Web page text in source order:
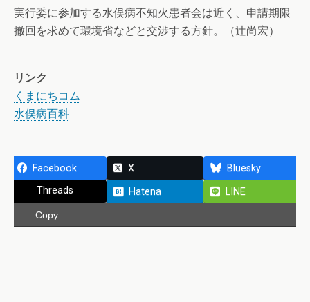
実行委に参加する水俣病不知火患者会は近く、申請期限
撤回を求めて環境省などと交渉する方針。（辻尚宏）
リンク
くまにちコム
水俣病百科
Facebook X
Bluesky
Threads
Hatena LINE
Copy